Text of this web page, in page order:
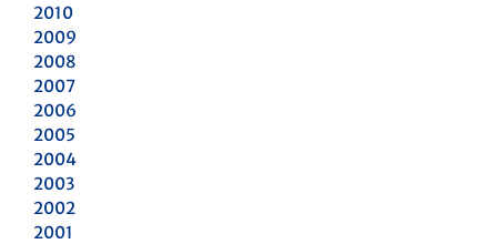
2010
2009
2008
2007
2006
2005
2004
2003
2002
2001